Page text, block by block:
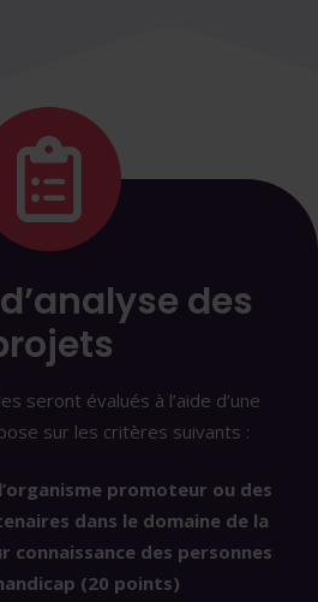
des
seront évalués à l’aide d’une
sur les critères suivants :
promoteur ou des
dans le domaine de la
des personnes
(20 points)